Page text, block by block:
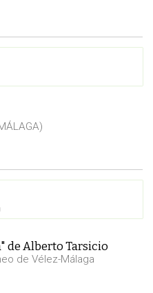
de Alberto Tarsicio
de Vélez-Málaga